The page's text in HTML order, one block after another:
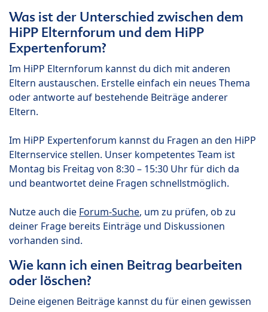
Was ist der Unterschied zwischen dem
HiPP Elternforum und dem HiPP
Expertenforum?
Im HiPP Elternforum kannst du dich mit anderen
Eltern austauschen. Erstelle einfach ein neues Thema
oder antworte auf bestehende Beiträge anderer
Eltern.
Im HiPP Expertenforum kannst du Fragen an den HiPP
Elternservice stellen. Unser kompetentes Team ist
Montag bis Freitag von 8:30 – 15:30 Uhr für dich da
und beantwortet deine Fragen schnellstmöglich.
Nutze auch die Forum-Suche, um zu prüfen, ob zu
deiner Frage bereits Einträge und Diskussionen
vorhanden sind.
Wie kann ich einen Beitrag bearbeiten
oder löschen?
Deine eigenen Beiträge kannst du für einen gewissen